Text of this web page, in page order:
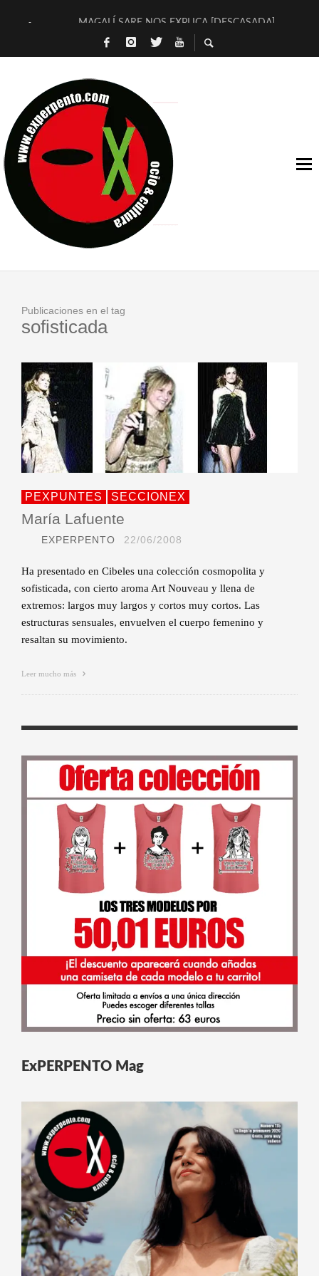
MAGALÍ SARE NOS EXPLICA [DESCASADA]
«NO TENGO PUTOS SUEÑOS»
[LA BOLA NEGRA] DE JAVIER CALVO Y JAVIER AMBROSSI
OSLO OVNIES LLEGAN CORRIENDO A ARANDA
FÉLIX CALVO NOS PRESENTA [LAS PALMERAS] (NOVELA
[EL SER QUERIDO] DE RODRIGO SOROGOYEN
ENTREVISTA A IVÁN HUMANES POR [EL LIBRO ROJO]
ARRABAL, ARRABAL, ARRABAL, ARRABEAUX
Publicaciones en el tag
sofisticada
PEXPUNTES SECCIONEX
María Lafuente
EXPERPENTO 22/06/2008
Ha presentado en Cibeles una colección cosmopolita y
sofisticada, con cierto aroma Art Nouveau y llena de
extremos: largos muy largos y cortos muy cortos. Las
estructuras sensuales, envuelven el cuerpo femenino y
resaltan su movimiento.
Leer mucho más
ExPERPENTO Mag